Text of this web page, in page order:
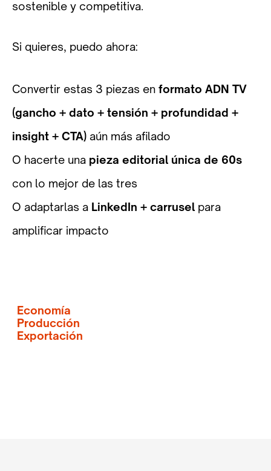
sostenible y competitiva.
Si quieres, puedo ahora:
Convertir estas 3 piezas en formato ADN TV
(gancho + dato + tensión + profundidad +
insight + CTA) aún más afilado
O hacerte una pieza editorial única de 60s
con lo mejor de las tres
O adaptarlas a LinkedIn + carrusel para
amplificar impacto
Economía
Producción
Exportación